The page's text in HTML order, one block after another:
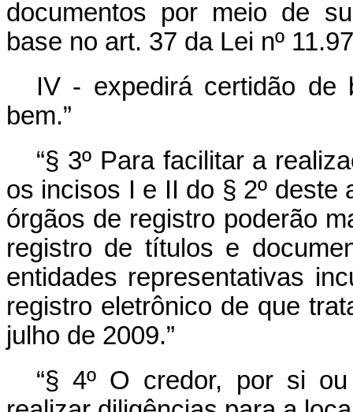
documentos por meio de
base no art. 37 da Lei nº
IV - expedirá certidão de
bem.”
“§ 3º Para facilitar a
os incisos I e II do § 2º
órgãos de registro poderão
registro de títulos e
entidades representativas
registro eletrônico de que
julho de 2009.”
“§ 4º O credor, por si